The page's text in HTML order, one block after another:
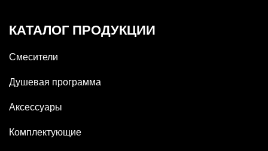
КАТАЛОГ ПРОДУКЦИИ
Смесители
Душевая программа
Аксессуары
Комплектующие